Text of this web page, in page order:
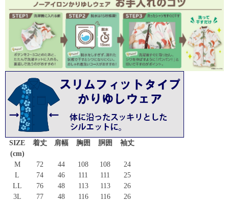
SIZE
(cm)
着丈 肩幅 胸囲 胴囲 袖丈
M 72 44 108 108
24
L
74 46 111 111
25
LL
76 48 113 113
26
3L
77 48 116 116
26